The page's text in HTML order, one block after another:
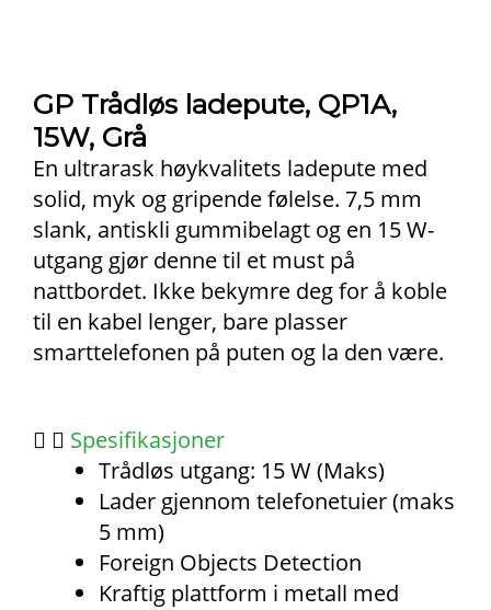
GP Trådløs ladepute, QP1A,
15W, Grå
En ultrarask høykvalitets ladepute med
solid, myk og gripende følelse. 7,5 mm
slank, antiskli gummibelagt og en 15 W-
utgang gjør denne til et must på
nattbordet. Ikke bekymre deg for å koble
til en kabel lenger, bare plasser
smarttelefonen på puten og la den være.
Spesifikasjoner
Trådløs utgang: 15 W (Maks)
Lader gjennom telefonetuier (maks
5 mm)
Foreign Objects Detection
Kraftig plattform i metall med